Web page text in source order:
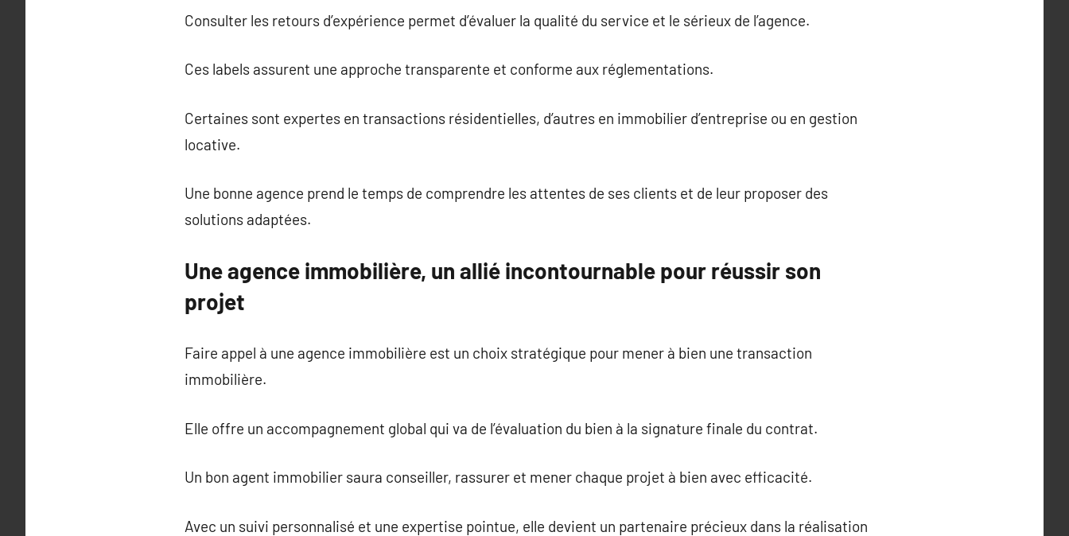
Consulter les retours d’expérience permet d’évaluer la qualité du service et le sérieux de l’agence.
Ces labels assurent une approche transparente et conforme aux réglementations.
Certaines sont expertes en transactions résidentielles, d’autres en immobilier d’entreprise ou en gestion
locative.
Une bonne agence prend le temps de comprendre les attentes de ses clients et de leur proposer des
solutions adaptées.
Une agence immobilière, un allié incontournable pour réussir son
projet
Faire appel à une agence immobilière est un choix stratégique pour mener à bien une transaction
immobilière.
Elle offre un accompagnement global qui va de l’évaluation du bien à la signature finale du contrat.
Un bon agent immobilier saura conseiller, rassurer et mener chaque projet à bien avec efficacité.
Avec un suivi personnalisé et une expertise pointue, elle devient un partenaire précieux dans la réalisation